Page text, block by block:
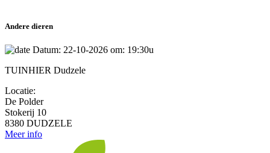
Andere dieren
Datum: 22-10-2026 om: 19:30u
TUINHIER Dudzele
Locatie:
De Polder
Stokerij 10
8380 DUDZELE
Meer info